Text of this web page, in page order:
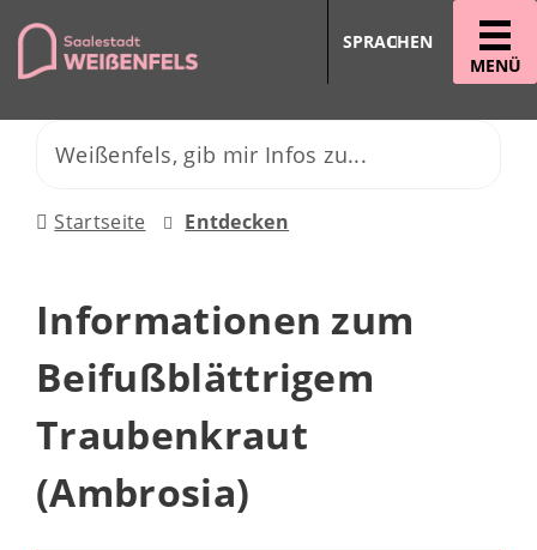
MENÜ
SPRACHEN
Startseite Entdecken
Informationen zum
Beifußblättrigem
Traubenkraut
(Ambrosia)